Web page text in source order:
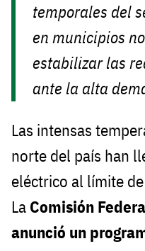
temporales del
en municipios
estabilizar las
ante la alta
Las intensas
norte del país han
eléctrico al límite
La Comisión
anunció un